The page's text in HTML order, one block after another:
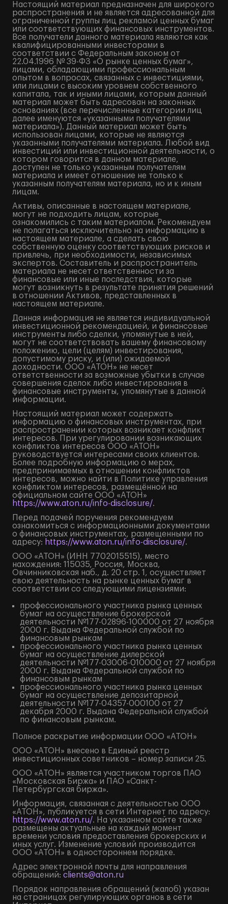
Настоящий материал предназначен для широкого
распространения и не является адресованной для
ограниченной группы лиц рекламой ценных бумаг
или соответствующих финансовых инструментов.
Все получатели данного материала являются как
квалифицированными инвесторами в
соответствии с Федеральным законом от
22.04.1996 № 39-ФЗ «О рынке ценных бумаг»,
лицами, обладающими профессиональным
опытом в вопросах, связанных с инвестициями,
или лицами с высоким уровнем собственного
капитала, так и иными лицами, которым данный
материал может быть адресован на законных
основаниях (все перечисленные категории лиц
далее именуются «указанными получателями
материала»). Данный материал может быть
использован лицами, которые не являются
указанными получателями материала. Любой вид
инвестиций или инвестиционной деятельности, о
котором говорится в данном материале,
доступен не только указанным получателям
материала и имеет отношение не только к
указанным получателям материала, но и к иным
лицам.
Активы, описанные в настоящем материале,
могут не подходить лицам, которые
ознакомились с таким материалом. Рекомендуем
не полагаться исключительно на информацию в
настоящем материале, а сделать свою
собственную оценку соответствующих рисков и
привлечь, при необходимости, независимых
экспертов. Составитель и распространитель
материала не несет ответственности за
финансовые или иные последствия, которые
могут возникнуть в результате принятия решений
в отношении Активов, представленных в
настоящем материале.
Данная информация не является индивидуальной
инвестиционной рекомендацией, и финансовые
инструменты либо сделки, упомянутые в ней,
могут не соответствовать вашему финансовому
положению, цели (целям) инвестирования,
допустимому риску, и (или) ожидаемой
доходности. ООО «АТОН» не несет
ответственности за возможные убытки в случае
совершения сделок либо инвестирования в
финансовые инструменты, упомянутые в данной
информации.
Настоящий материал может содержать
информацию о финансовых инструментах, при
распространении которых возникает конфликт
интересов. При урегулировании возникающих
конфликтов интересов ООО «АТОН»
руководствуется интересами своих клиентов.
Более подробную информацию о мерах,
предпринимаемых в отношении конфликтов
интересов, можно найти в Политике управления
конфликтом интересов, размещённой на
официальном сайте ООО «АТОН»
https://www.aton.ru/info-disclosure/.
Перед подачей поручения рекомендуем
ознакомиться с информационными документами
о финансовых инструментах, размещенными по
адресу: https://www.aton.ru/info-disclosure/.
ООО «АТОН» (ИНН 7702015515), место
нахождения: 115035, Россия, Москва,
Овчинниковская наб., д. 20 стр. 1, осуществляет
свою деятельность на рынке ценных бумаг в
соответствии со следующими лицензиями:
профессионального участника рынка ценных
бумаг на осуществление брокерской
деятельности №177-02896-100000 от 27 ноября
2000 г. Выдана Федеральной службой по
финансовым рынкам
профессионального участника рынка ценных
бумаг на осуществление дилерской
деятельности №177-03006-010000 от 27 ноября
2000 г. Выдана Федеральной службой по
финансовым рынкам
профессионального участника рынка ценных
бумаг на осуществление депозитарной
деятельности №177-04357-000100 от 27
декабря 2000 г. Выдана Федеральной службой
по финансовым рынкам.
Полное раскрытие информации ООО «АТОН»
ООО «АТОН» внесено в Единый реестр
инвестиционных советников – номер записи 25.
ООО «АТОН» является участником торгов ПАО
«Московская Биржа» и ПАО «Санкт-
Петербургская биржа».
Информация, связанная с деятельностью ООО
«АТОН», публикуется в сети Интернет по адресу:
https://www.aton.ru/. На указанном сайте также
размещены актуальные на каждый момент
времени условия предоставления брокерских и
иных услуг. Изменение условий производится
ООО «АТОН» в одностороннем порядке.
Адрес электронной почты для направления
обращений: clients@aton.ru
Порядок направления обращений (жалоб) указан
на страницах регулирующих органов в сети